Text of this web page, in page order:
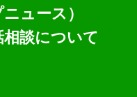
ュース）
談について